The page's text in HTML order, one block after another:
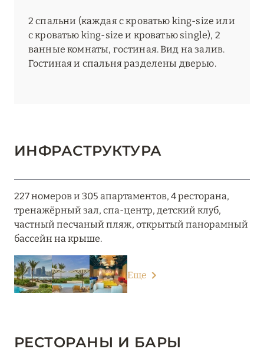
2 спальни (каждая с кроватью king-size или
с кроватью king-size и кроватью single), 2
ванные комнаты, гостиная. Вид на залив.
Гостиная и спальня разделены дверью.
ИНФРАСТРУКТУРА
227 номеров и 305 апартаментов, 4 ресторана,
тренажёрный зал, спа-центр, детский клуб,
частный песчаный пляж, открытый панорамный
бассейн на крыше.
Еще
РЕСТОРАНЫ И БАРЫ